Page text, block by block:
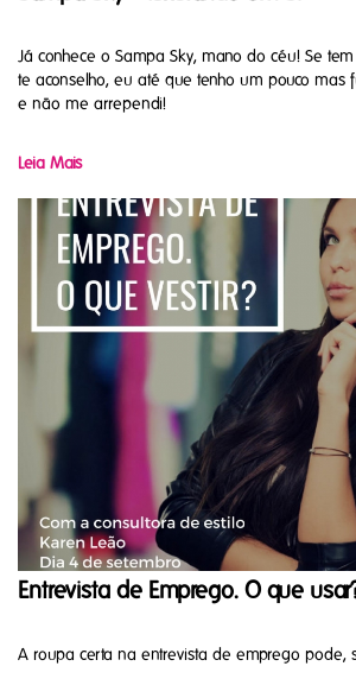
Já conhece o Sampa Sky, mano do céu! Se
te aconselho, eu até que tenho um pouco mas
e não me arrependi!
Leia Mais
Entrevista de Emprego. O que
A roupa certa na entrevista de emprego pode,